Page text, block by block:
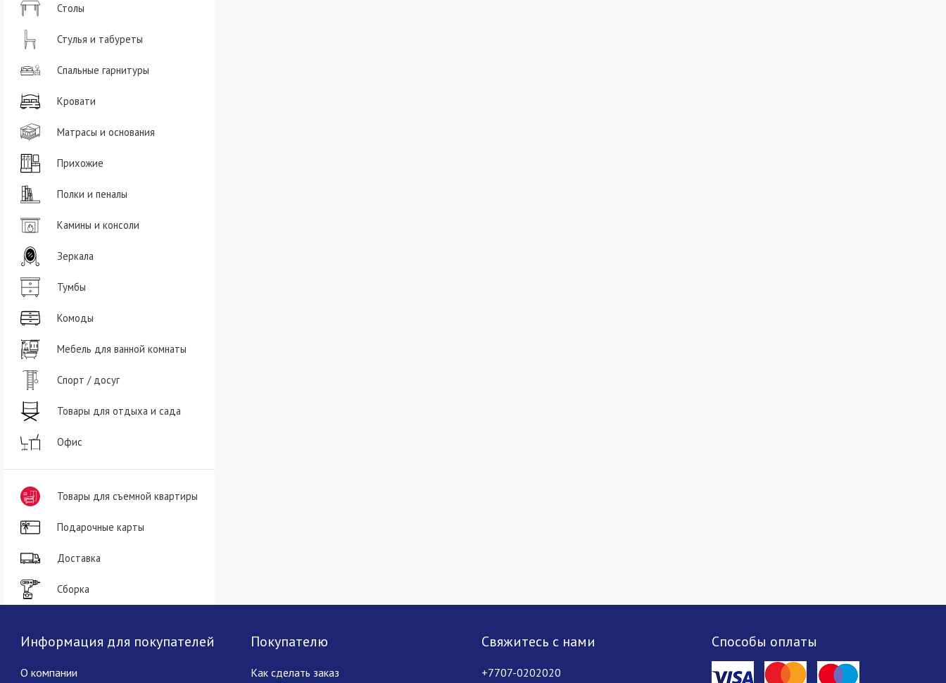
Столы
Стулья и табуреты
Спальные гарнитуры
Кровати
Матрасы и основания
Прихожие
Полки и пеналы
Камины и консоли
Зеркала
Тумбы
Комоды
Мебель для ванной комнаты
Спорт / досуг
Товары для отдыха и сада
Офис
Товары для съемной квартиры
Подарочные карты
Доставка
Сборка
Информация для покупателей
О компании
Покупателю
Как сделать заказ
Свяжитесь с нами
+7707-0202020
Способы оплаты